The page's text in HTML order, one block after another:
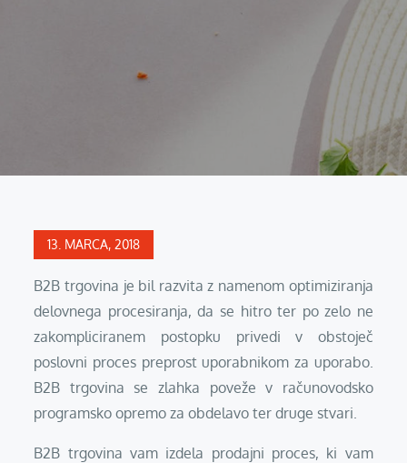
Posted
13. MARCA, 2018
B2B trgovina je bil razvita z namenom optimiziranja
delovnega procesiranja, da se hitro ter po zelo ne
zakompliciranem postopku privedi v obstoječ
poslovni proces preprost uporabnikom za uporabo.
B2B trgovina se zlahka poveže v računovodsko
programsko opremo za obdelavo ter druge stvari.
B2B trgovina vam izdela prodajni proces, ki vam